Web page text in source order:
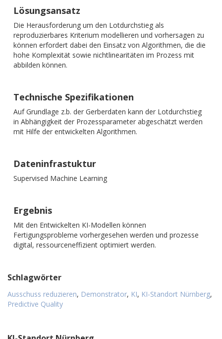
Lösungsansatz
Die Herausforderung um den Lotdurchstieg als
reproduzierbares Kriterium modellieren und vorhersagen zu
können erfordert dabei den Einsatz von Algorithmen, die die
hohe Komplexität sowie nichtlinearitäten im Prozess mit
abbilden können.
Technische Spezifikationen
Auf Grundlage z.b. der Gerberdaten kann der Lotdurchstieg
in Abhängigkeit der Prozessparameter abgeschätzt werden
mit Hilfe der entwickelten Algorithmen.
Dateninfrastuktur
Supervised Machine Learning
Ergebnis
Mit den Entwickelten KI-Modellen können
Fertigungsprobleme vorhergesehen werden und prozesse
digital, ressourceneffizient optimiert werden.
Schlagwörter
Ausschuss reduzieren, Demonstrator, KI, KI-Standort Nürnberg,
Predictive Quality